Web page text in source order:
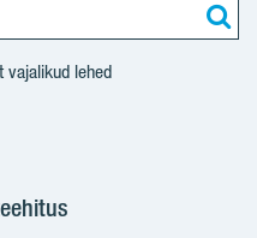
vajalikud lehed